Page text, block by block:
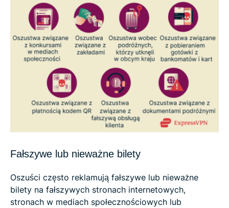
Fałszywe lub nieważne bilety
Oszuści często reklamują fałszywe lub nieważne
bilety na fałszywych stronach internetowych,
stronach w mediach społecznościowych lub